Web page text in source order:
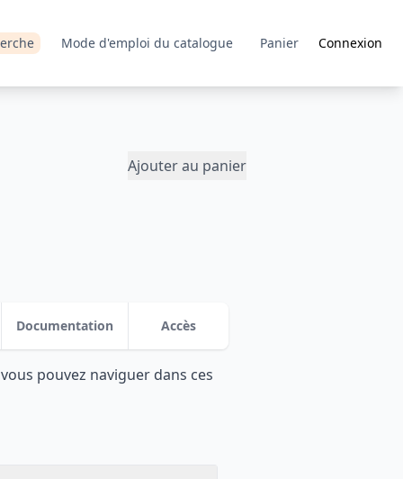
Mode d'emploi du catalogue Panier Connexion
Ajouter au panier
Documentation Accès
pouvez naviguer dans ces